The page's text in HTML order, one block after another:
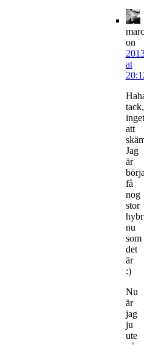
on
at
tack,
inget
att
Jag
är
få
nog
stor
nu
som
det
är
:)
Nu
är
jag
ju
ute